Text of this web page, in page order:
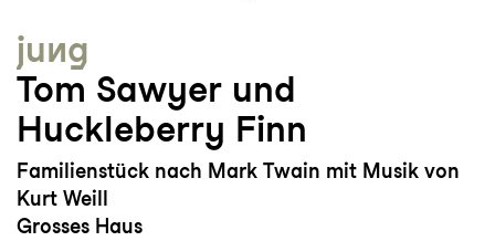
jung
Tom Sawyer und
Huckleberry Finn
Familienstück nach Mark Twain mit Musik von
Kurt Weill
Grosses Haus